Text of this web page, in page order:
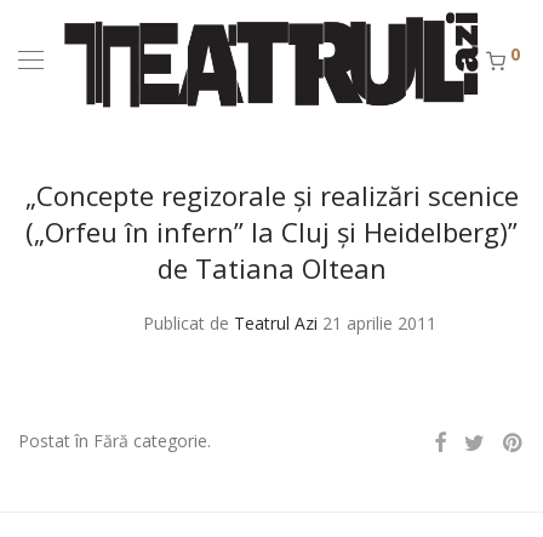
0
„Concepte regizorale şi realizări scenice
(„Orfeu în infern” la Cluj şi Heidelberg)”
de Tatiana Oltean
Publicat de Teatrul Azi 21 aprilie 2011
Postat în Fără categorie.